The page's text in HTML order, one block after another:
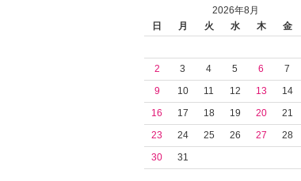
2026年8月
日
月 火 水 木 金
2
3 4 5 6 7
9
10 11 12 13 14
16
17 18 19 20 21
23
24 25 26 27 28
30
31